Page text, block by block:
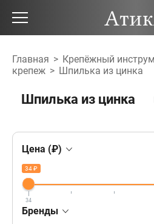
Главная > Крепёжный
крепеж > Шпилька из цинка
Шпилька из цинка
Цена (₽)
34 ₽
34
Бренды